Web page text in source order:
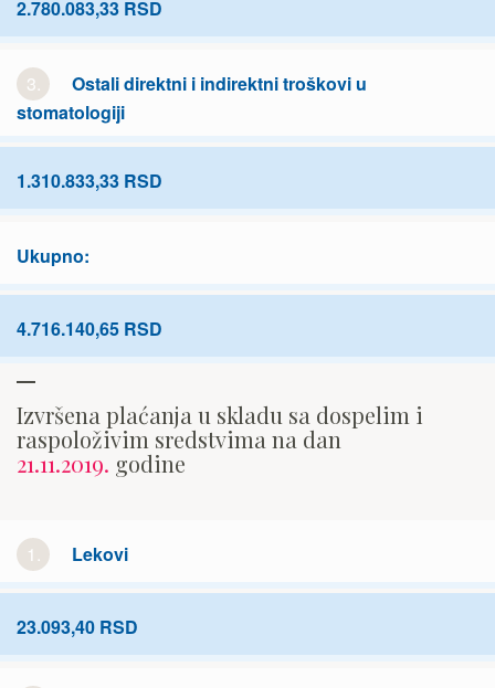
2.780.083,33 RSD
3.
Ostali direktni i indirektni troškovi u
stomatologiji
1.310.833,33 RSD
Ukupno:
4.716.140,65 RSD
Izvršena plaćanja u skladu sa dospelim i
raspoloživim sredstvima na dan
21.11.2019. godine
1. Lekovi
23.093,40 RSD